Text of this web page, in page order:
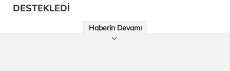
DESTEKLEDİ
Haberin Devamı